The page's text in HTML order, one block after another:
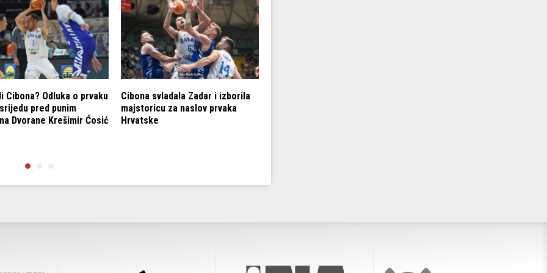
l
i
c
a
m
a
o
r
j
a
Cibona? Odluka o prvaku
pred punim
Dvorane Krešimir Ćosić
Cibona svladala Zadar i izborila
majstoricu za naslov prvaka
Hrvatske